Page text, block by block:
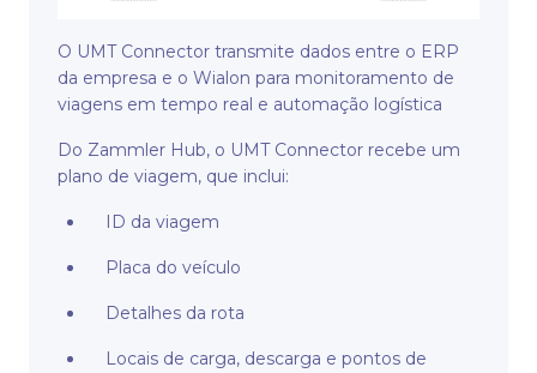
O UMT Connector transmite dados entre o ERP
da empresa e o Wialon para monitoramento de
viagens em tempo real e automação logística
Do Zammler Hub, o UMT Connector recebe um
plano de viagem, que inclui:
ID da viagem
Placa do veículo
Detalhes da rota
Locais de carga, descarga e pontos de